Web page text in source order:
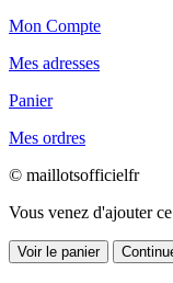
Mon Compte
Mes adresses
Panier
Mes ordres
© maillotsofficielfr
Vous venez d'ajouter
Voir le panier